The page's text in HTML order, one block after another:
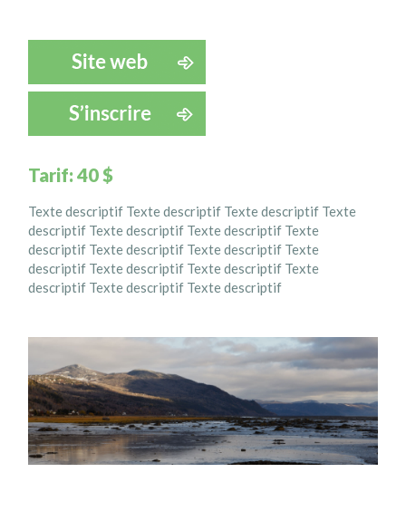
Tarif: 40 $
Texte descriptif Texte descriptif Texte descriptif Texte
descriptif Texte descriptif Texte descriptif Texte
descriptif Texte descriptif Texte descriptif Texte
descriptif Texte descriptif Texte descriptif Texte
descriptif Texte descriptif Texte descriptif